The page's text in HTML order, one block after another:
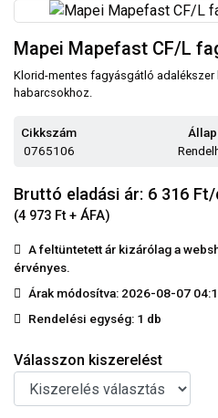
Mapei Mapefast CF/L
Klorid-mentes fagyásgátló
habarcsokhoz.
Cikkszám
0765106
Bruttó eladási ár: 6 316 Ft/
(4 973 Ft + ÁFA)
A feltüntetett ár kizárólag a
érvényes.
Árak módosítva: 2026-08-07
Rendelési egység: 1 db
Válasszon kiszerelést